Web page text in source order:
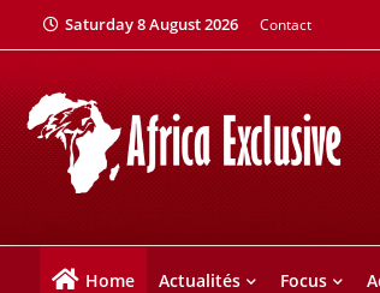
Saturday 8 August 2026 Contact
Home Actualités Focus